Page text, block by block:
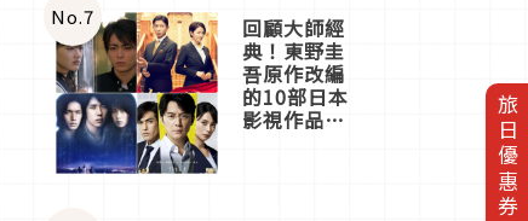
旅日優惠券
No.7 回顧大師經
典！東野圭
吾原作改編
的10部日本
影視作品推